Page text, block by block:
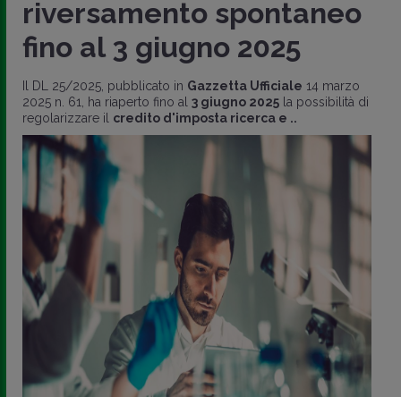
riversamento spontaneo
fino al 3 giugno 2025
Il DL 25/2025, pubblicato in Gazzetta Ufficiale 14 marzo
2025 n. 61, ha riaperto fino al 3 giugno 2025 la possibilità di
regolarizzare il credito d'imposta ricerca e ..